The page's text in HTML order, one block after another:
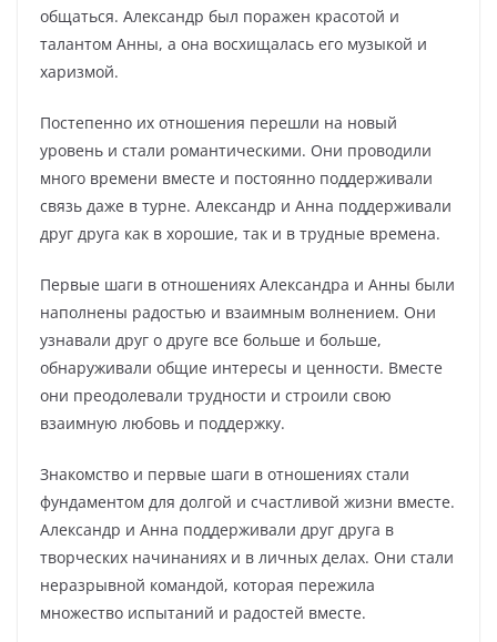
общаться. Александр был поражен красотой и
талантом Анны, а она восхищалась его музыкой и
харизмой.
Постепенно их отношения перешли на новый
уровень и стали романтическими. Они проводили
много времени вместе и постоянно поддерживали
связь даже в турне. Александр и Анна поддерживали
друг друга как в хорошие, так и в трудные времена.
Первые шаги в отношениях Александра и Анны были
наполнены радостью и взаимным волнением. Они
узнавали друг о друге все больше и больше,
обнаруживали общие интересы и ценности. Вместе
они преодолевали трудности и строили свою
взаимную любовь и поддержку.
Знакомство и первые шаги в отношениях стали
фундаментом для долгой и счастливой жизни вместе.
Александр и Анна поддерживали друг друга в
творческих начинаниях и в личных делах. Они стали
неразрывной командой, которая пережила
множество испытаний и радостей вместе.